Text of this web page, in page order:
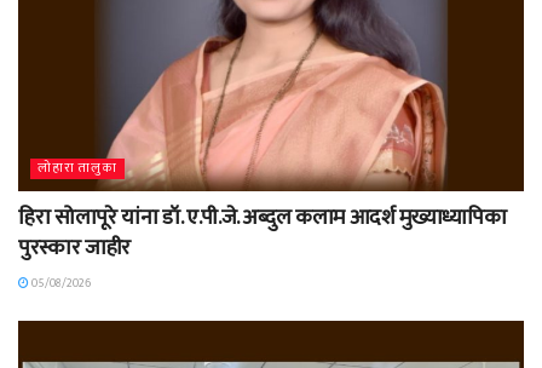
लोहारा तालुका
हिरा सोलापूरे यांना डॉ. ए.पी.जे. अब्दुल कलाम आदर्श मुख्याध्यापिका
पुरस्कार जाहीर
05/08/2026